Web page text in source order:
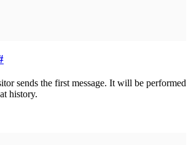
sends the first message. It will be performed
history.